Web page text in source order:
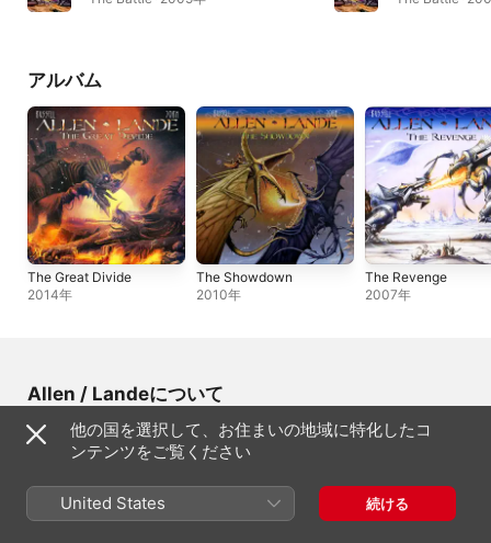
アルバム
The Great Divide
2014年
The Showdown
2010年
The Revenge
2007年
Allen / Landeについて
出身地
Norway
生年月日
1968年5月31日
ジャンル
他の国を選択して、お住まいの地域に特化したコ
ンテンツをご覧ください
United States 続ける